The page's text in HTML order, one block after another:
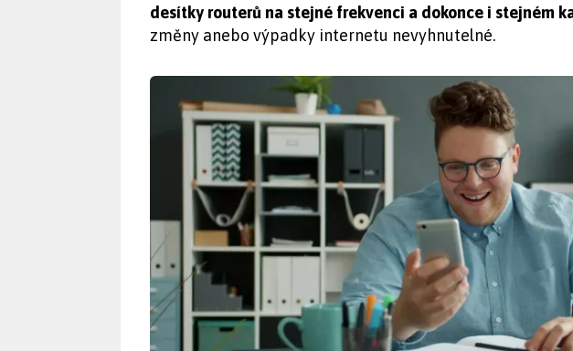
desítky routerů na stejné frekvenci a dokonce i stejném
změny anebo výpadky internetu nevyhnutelné.